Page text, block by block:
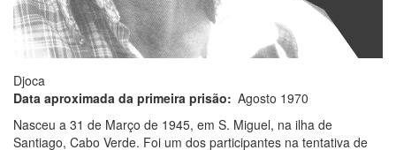
Djoca
Data aproximada da primeira prisão
Agosto 1970
Nasceu a 31 de Março de 1945, em S. Miguel, na ilha de
Santiago, Cabo Verde. Foi um dos participantes na tentativa de